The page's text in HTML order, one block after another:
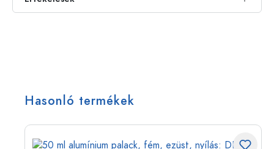
Hasonló termékek